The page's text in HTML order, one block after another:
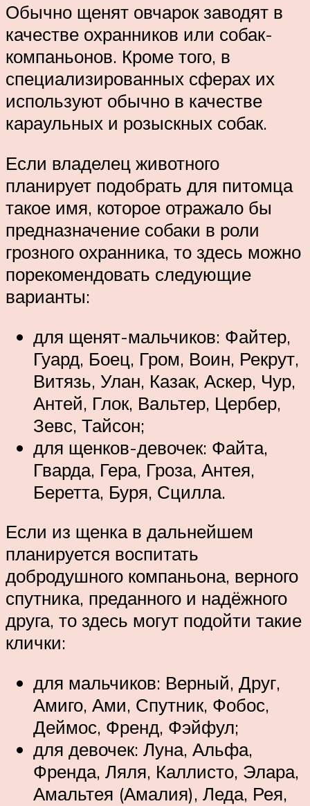
Обычно щенят овчарок заводят в
качестве охранников или собак-
компаньонов. Кроме того, в
специализированных сферах их
используют обычно в качестве
караульных и розыскных собак.
Если владелец животного
планирует подобрать для питомца
такое имя, которое отражало бы
предназначение собаки в роли
грозного охранника, то здесь можно
порекомендовать следующие
варианты:
для щенят-мальчиков: Файтер,
Гуард, Боец, Гром, Воин, Рекрут,
Витязь, Улан, Казак, Аскер, Чур,
Антей, Глок, Вальтер, Цербер,
Зевс, Тайсон;
для щенков-девочек: Файта,
Гварда, Гера, Гроза, Антея,
Беретта, Буря, Сцилла.
Если из щенка в дальнейшем
планируется воспитать
добродушного компаньона, верного
спутника, преданного и надёжного
друга, то здесь могут подойти такие
клички:
для мальчиков: Верный, Друг,
Амиго, Ами, Спутник, Фобос,
Деймос, Френд, Фэйфул;
для девочек: Луна, Альфа,
Френда, Ляля, Каллисто, Элара,
Амальтея (Амалия), Леда, Рея,